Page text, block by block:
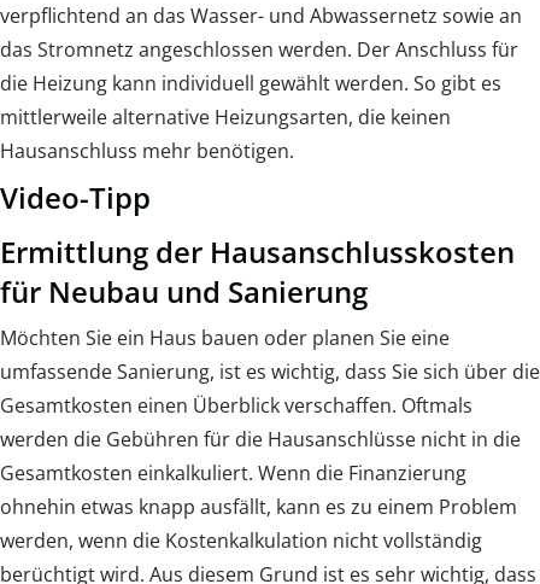
verpflichtend an das Wasser- und Abwassernetz sowie an
das Stromnetz angeschlossen werden. Der Anschluss für
die Heizung kann individuell gewählt werden. So gibt es
mittlerweile alternative Heizungsarten, die keinen
Hausanschluss mehr benötigen.
Video-Tipp
Ermittlung der Hausanschlusskosten
für Neubau und Sanierung
Möchten Sie ein Haus bauen oder planen Sie eine
umfassende Sanierung, ist es wichtig, dass Sie sich über die
Gesamtkosten einen Überblick verschaffen. Oftmals
werden die Gebühren für die Hausanschlüsse nicht in die
Gesamtkosten einkalkuliert. Wenn die Finanzierung
ohnehin etwas knapp ausfällt, kann es zu einem Problem
werden, wenn die Kostenkalkulation nicht vollständig
berüchtigt wird. Aus diesem Grund ist es sehr wichtig, dass